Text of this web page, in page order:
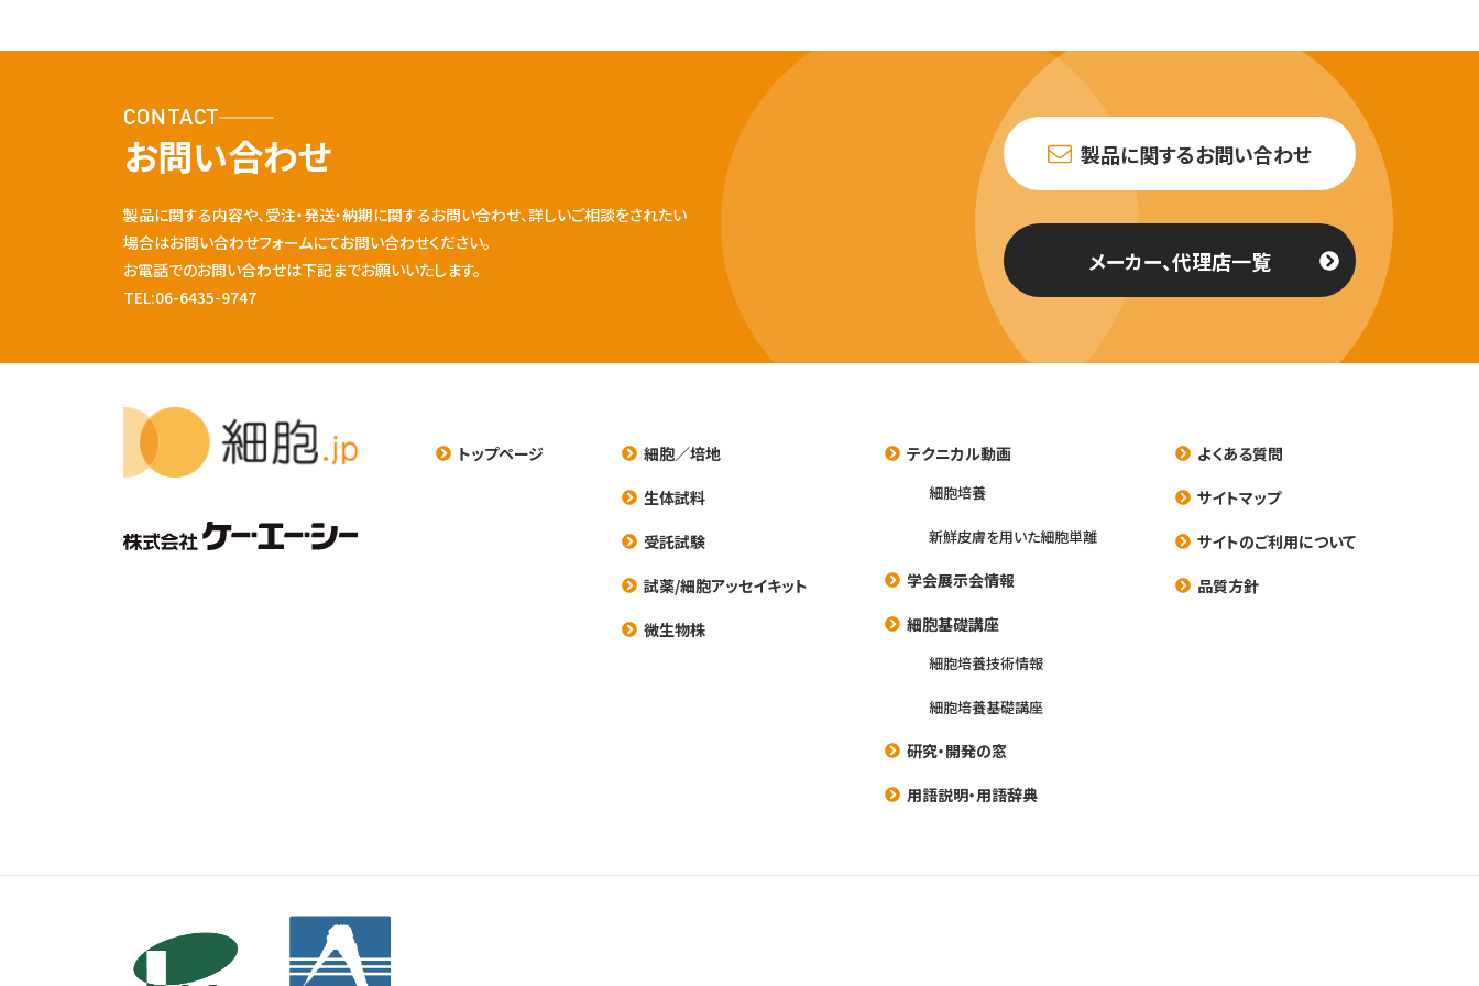
CONTACT
お問い合わせ
製品に関する内容や、受注・発送・納期に関するお問い合わせ、詳しいご相談をされたい
場合はお問い合わせフォームにてお問い合わせください。
お電話でのお問い合わせは下記までお願いいたします。
TEL:06-6435-9747
製品に関するお問い合わせ
メーカー、代理店一覧
トップページ
細胞／培地
生体試料
受託試験
試薬/細胞アッセイキット
微生物株
テクニカル動画
細胞培養
新鮮皮膚を用いた細胞単離
学会展示会情報
細胞基礎講座
細胞培養技術情報
細胞培養基礎講座
研究・開発の窓
用語説明・用語辞典
よくある質問
サイトマップ
サイトのご利用について
品質方針